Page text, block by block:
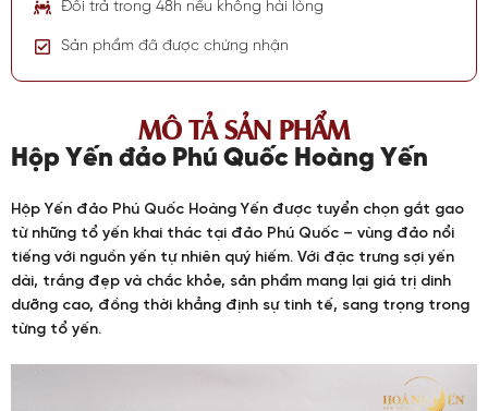
Đổi trả trong 48h nếu không hài lòng
Sản phẩm đã được chứng nhận
MÔ TẢ SẢN PHẨM
Hộp Yến đảo Phú Quốc Hoàng Yến
Hộp Yến đảo Phú Quốc Hoàng Yến được tuyển chọn gắt gao
từ những tổ yến khai thác tại đảo Phú Quốc – vùng đảo nổi
tiếng với nguồn yến tự nhiên quý hiếm. Với đặc trưng sợi yến
dài, trắng đẹp và chắc khỏe, sản phẩm mang lại giá trị dinh
dưỡng cao, đồng thời khẳng định sự tinh tế, sang trọng trong
từng tổ yến.